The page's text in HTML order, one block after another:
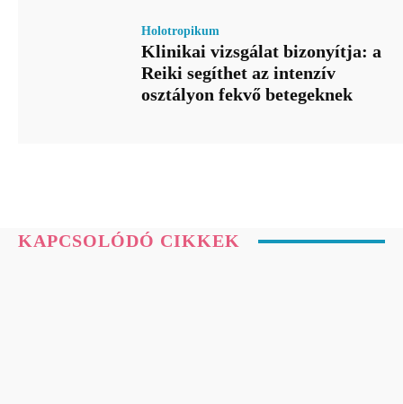
Holotropikum
Klinikai vizsgálat bizonyítja: a
Reiki segíthet az intenzív
osztályon fekvő betegeknek
KAPCSOLÓDÓ CIKKEK